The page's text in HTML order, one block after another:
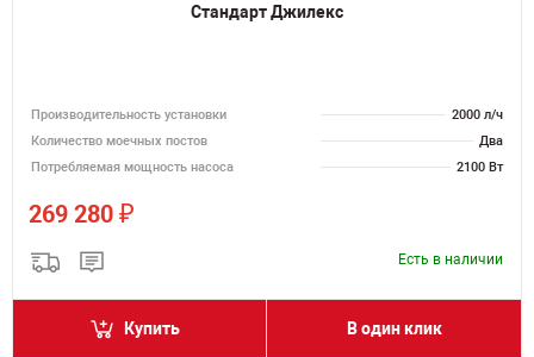
Стандарт Джилекс
Производительность установки
2000 л/ч
Количество моечных постов
Два
Потребляемая мощность насоса
2100 Вт
269 280 ₽
Есть в наличии
Купить В один клик